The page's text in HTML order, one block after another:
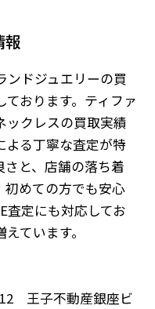
報
ンドジュエリーの買
おります。ティファ
ックレスの買取実績
よる丁寧な査定が特
と、店舗の落ち着
初めての方でも安心
査定にも対応してお
ています。
王子不動産銀座ビ